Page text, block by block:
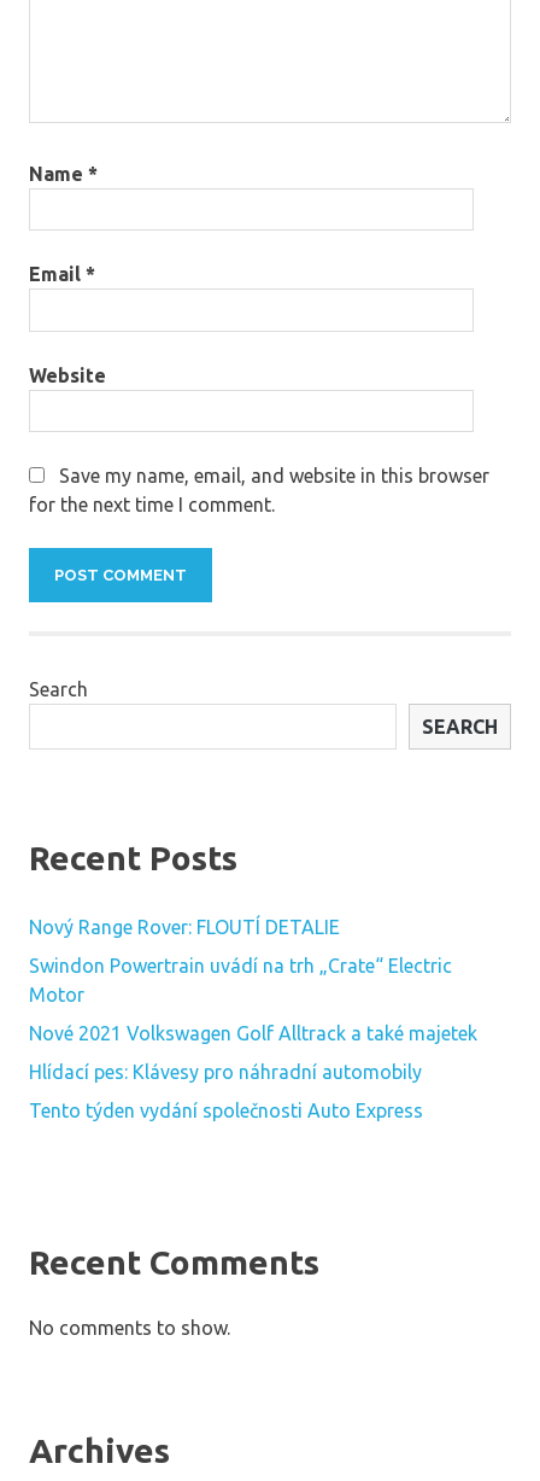
Name *
Email *
Website
Save my name, email, and website in this browser
for the next time I comment.
Search
SEARCH
Recent Posts
Nový Range Rover: FLOUTÍ DETALIE
Swindon Powertrain uvádí na trh „Crate“ Electric
Motor
Nové 2021 Volkswagen Golf Alltrack a také majetek
Hlídací pes: Klávesy pro náhradní automobily
Tento týden vydání společnosti Auto Express
Recent Comments
No comments to show.
Archives